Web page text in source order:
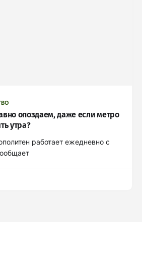
опоздаем, даже если метро
утра?
работает ежедневно с